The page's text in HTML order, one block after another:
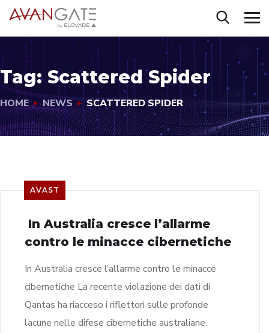
Tag:Scattered Spider
HOME NEWS SCATTERED SPIDER
AVAST
In Australia cresce l’allarme
contro le minacce cibernetiche
In Australia cresce l’allarme contro le minacce
cibernetiche La recente violazione dei dati di
Qantas ha riacceso i riflettori sulle profonde
lacune nelle difese cibernetiche australiane.